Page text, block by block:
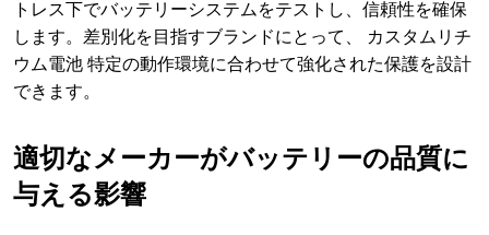
トレス下でバッテリーシステムをテストし、信頼性を確保
します。差別化を目指すブランドにとって、 カスタムリチ
ウム電池 特定の動作環境に合わせて強化された保護を設計
できます。
適切なメーカーがバッテリーの品質に
与える影響